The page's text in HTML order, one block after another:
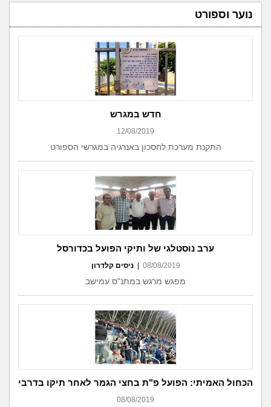
נוער וספורט
חדש במגרש
12/08/2019
התקנת מערכת לחסכון באנרגיה במגרשי הספורט
ערב נוסטלגי של ותיקי הפועל בכדורסל
08/08/2019 ניסים קלדרון
מפגש מרגש במתנ"ס עמישב
הכחול האמיתי: הפועל פ"ת בחצי הגמר לאחר תיקו בדרבי
08/08/2019